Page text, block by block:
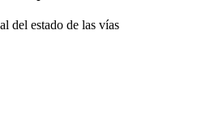
del estado de las vías